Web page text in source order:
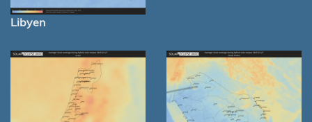
Libyen